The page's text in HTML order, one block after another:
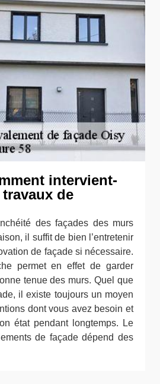
intervient-
de
des façades des murs
il suffit de bien l’entretenir
de façade si nécessaire.
permet en effet de garder
tenue des murs. Quel que
il existe toujours un moyen
dont vous avez besoin et
état pendant longtemps. Le
de façade dépend des